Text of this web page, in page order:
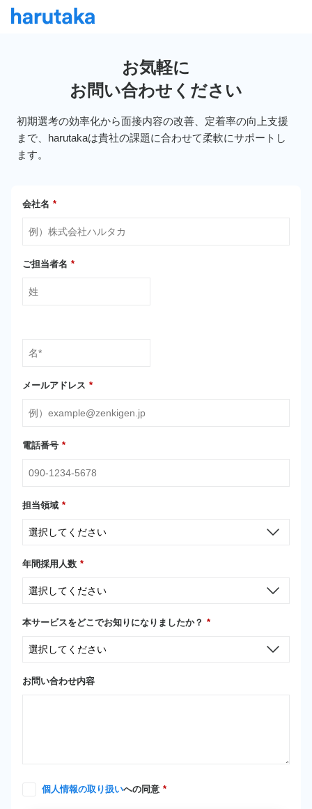
お気軽に
お問い合わせください
初期選考の効率化から面接内容の改善、定着率の向上支援
まで、harutakaは貴社の課題に合わせて柔軟にサポートし
ます。
会社名 *
ご担当者名 *
メールアドレス *
電話番号 *
担当領域 *
年間採用人数 *
本サービスをどこでお知りになりましたか？ *
お問い合わせ内容
個人情報の取り扱いへの同意 *